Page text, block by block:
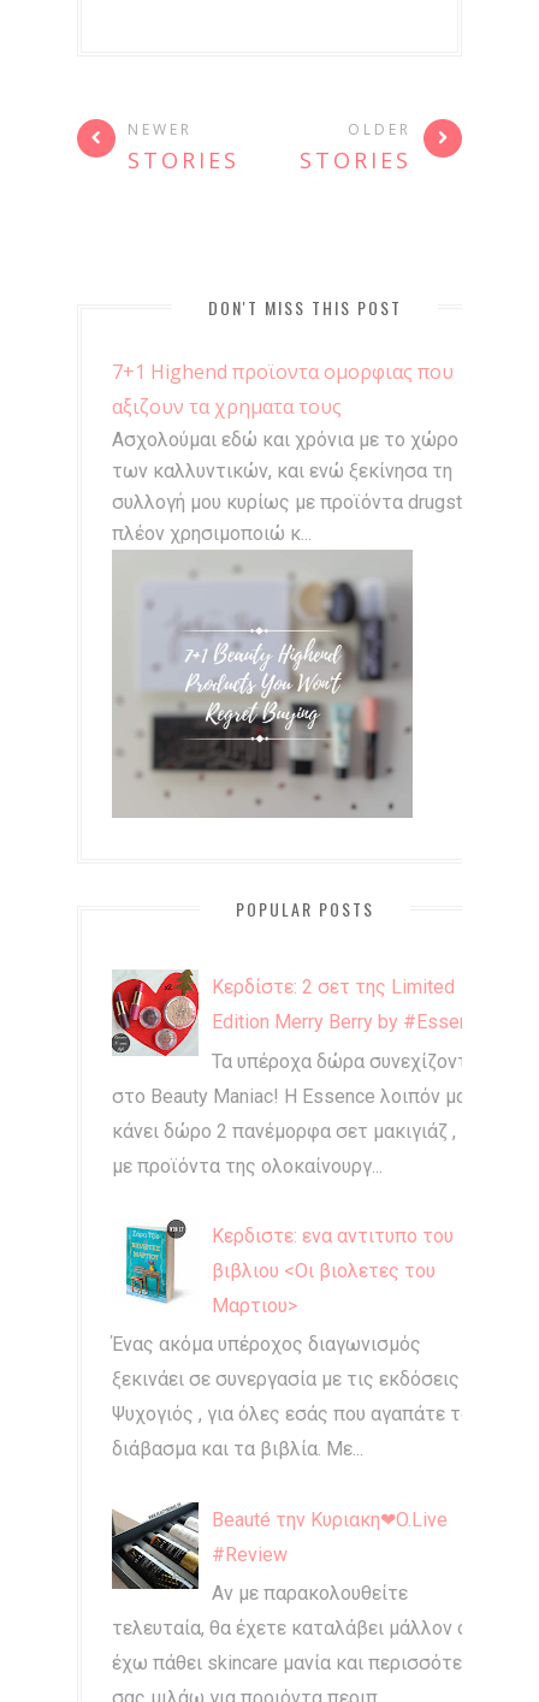
NEWER
STORIES
OLDER
STORIES
DON'T MISS THIS POST
7+1 Highend προϊοντα ομορφιας που
αξιζουν τα χρηματα τους
Ασχολούμαι εδώ και χρόνια με το χώρο
των καλλυντικών, και ενώ ξεκίνησα τη
συλλογή μου κυρίως με προϊόντα drugstore,
πλέον χρησιμοποιώ κ...
POPULAR POSTS
Κερδίστε: 2 σετ της Limited
Edition Merry Berry by #Essence
Τα υπέροχα δώρα συνεχίζονται
στο Beauty Maniac! Η Essence λοιπόν μας
κάνει δώρο 2 πανέμορφα σετ μακιγιάζ ,
με προϊόντα της ολοκαίνουργ...
Κερδιστε: ενα αντιτυπο του
βιβλιου <Οι βιολετες του
Μαρτιου>
Ένας ακόμα υπέροχος διαγωνισμός
ξεκινάει σε συνεργασία με τις εκδόσεις
Ψυχογιός , για όλες εσάς που αγαπάτε το
διάβασμα και τα βιβλία. Με...
Beauté την Κυριακη❤O.Live
#Review
Αν με παρακολουθείτε
τελευταία, θα έχετε καταλάβει μάλλον ότι
έχω πάθει skincare μανία και περισσότερο